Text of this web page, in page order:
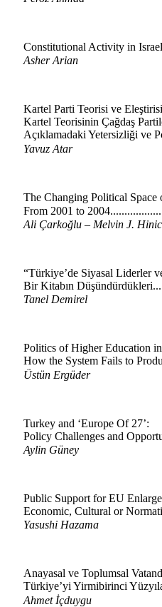
Constitutional Activity in
Asher Arian
Kartel Parti Teorisi ve
Kartel Teorisinin Çağdaş
Açıklamadaki Yetersizliği ve
Yavuz Atar
The Changing Political Space
From 2001 to
Ali Çarkoğlu – Melvin J.
“Türkiye’de Siyasal Liderler
Bir Kitabın
Tanel Demirel
Politics of Higher Education
How the System Fails to
Üstün Ergüder
Turkey and ‘Europe Of 27’:
Policy Challenges and
Aylin Güney
Public Support for EU
Economic, Cultural or
Yasushi Hazama
Anayasal ve Toplumsal
Türkiye’yi Yirmibirinci
Ahmet İçduygu